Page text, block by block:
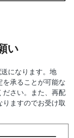
い
になります。地
を承ることが可能な
ださい。また、再配
ますのでお受け取